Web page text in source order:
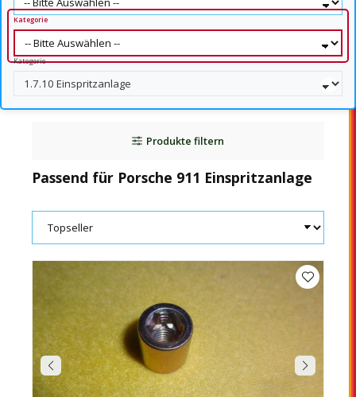
Kategorie
Kategorie
Produkte filtern
Passend für Porsche 911 Einspritzanlage